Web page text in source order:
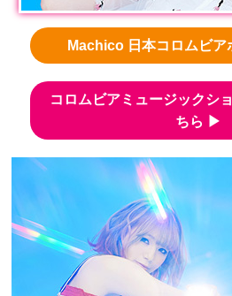
Machico 日本コロムビ
コロムビアミュージックシ
ちら ▶